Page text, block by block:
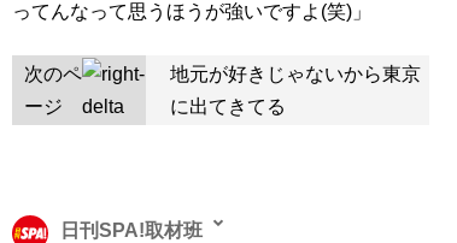
ってんなって思うほうが強いですよ(笑)」
次のペ
ージ
地元が好きじゃないから東京
に出てきてる
日刊SPA!取材班